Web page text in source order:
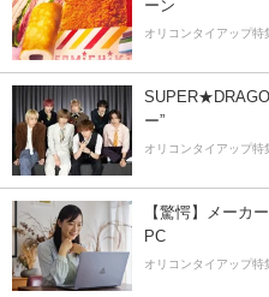
ーン
オリコンタイアップ特
ー”
オリコンタイアップ特
【驚愕】メーカ
PC
オリコンタイアップ特